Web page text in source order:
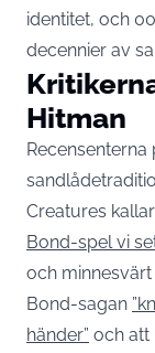
identitet, och
decennier av
Hitman
Recensenterna
Creatures
Bond-spel vi
och minnesvärt
Bond-sagan
händer” och att